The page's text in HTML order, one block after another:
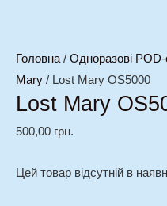
Головна/ Одноразові
Mary / Lost Mary OS5000
Lost Mary
500,00 грн.
Цей товар відсутній в